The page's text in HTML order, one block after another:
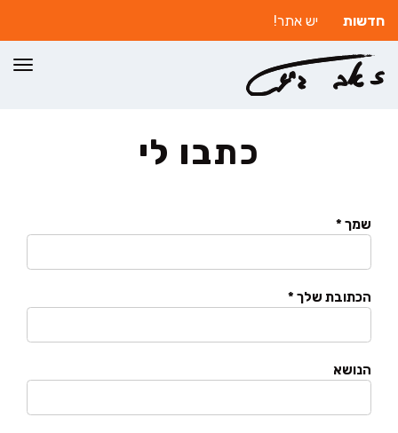
חדשות יש אתר!
כתבו לי
שמך *
הכתובת שלך *
הנושא